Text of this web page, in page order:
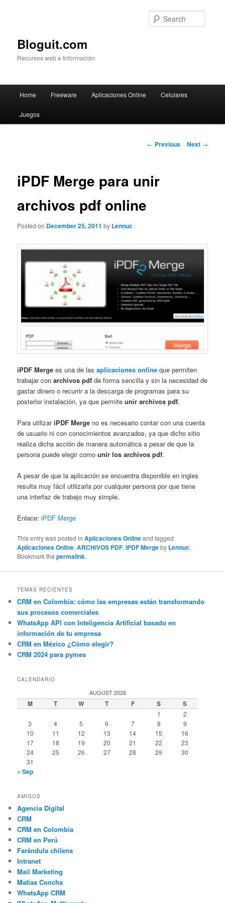
Bloguit.com
Recursos web e Información
Skip
to
Home Freeware Aplicaciones Online Celulares
Juegos
Post
← Previous Next →
iPDF Merge para unir
archivos pdf online
Posted on December 25, 2011 by Lennuc
iPDF Merge es una de lasaplicaciones online que permiten
trabajar conarchivos pdf de forma sencilla y sin la necesidad de
gastar dinero o recurrir a la descarga de programas para su
posterior instalación, ya que permiteunir archivos pdf.
Para utilizariPDF Merge no es necesario contar con una cuenta
de usuario ni con conocimientos avanzados, ya que dicho sitio
realiza dicha acción de manera automática a pesar de que la
persona puede elegir comounir los archivos pdf.
A pesar de que la aplicación se encuentra disponible en ingles
resulta muy fácil utilizarla por cualquier persona por que tiene
una interfaz de trabajo muy simple.
Enlace:iPDF Merge
This entry was posted inAplicaciones Onlineand tagged
Aplicaciones Online,ARCHIVOS PDF,iPDF Mergeby Lennuc.
Bookmark thepermalink.
TEMAS RECIENTES
CRM en Colombia: cómo las empresas están transformando
sus procesos comerciales
WhatsApp API con Inteligencia Artificial basado en
información de tu empresa
CRM en México ¿Cómo elegir?
CRM 2024 para pymes
CALENDARIO
AUGUST 2026
M T W T F S S
1
2
3
4 5 6 7 8
9
10
11 12 13 14 15
16
17
18 19 20 21 22
23
24
25 26 27 28 29
30
31
« Sep
AMIGOS
Agencia Digital
CRM
CRM en Colombia
CRM en Perú
Farándula chilena
Intranet
Mail Marketing
Matias Concha
WhatsApp CRM